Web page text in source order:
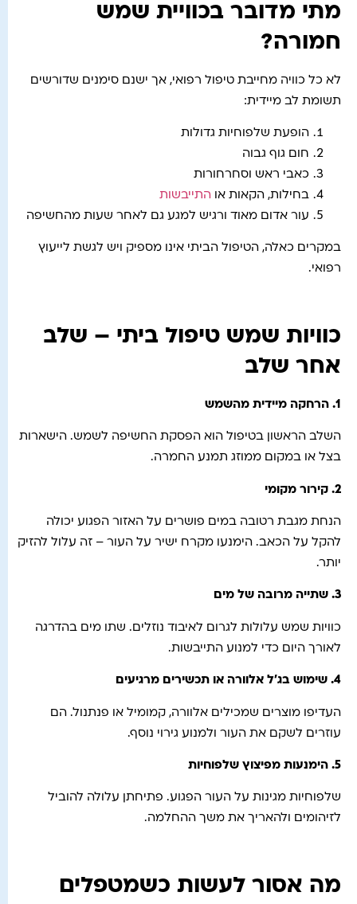
מתי מדובר בכוויית שמש
חמורה?
לא כל כוויה מחייבת טיפול רפואי, אך ישנם סימנים שדורשים
תשומת לב מיידית:
הופעת שלפוחיות גדולות
חום גוף גבוה
כאבי ראש וסחרחורות
בחילות, הקאות או התייבשות
עור אדום מאוד ורגיש למגע גם לאחר שעות מהחשיפה
במקרים כאלה, הטיפול הביתי אינו מספיק ויש לגשת לייעוץ
רפואי.
כוויות שמש טיפול ביתי – שלב
אחר שלב
1. הרחקה מיידית מהשמש
השלב הראשון בטיפול הוא הפסקת החשיפה לשמש. הישארות
בצל או במקום ממוזג תמנע החמרה.
2. קירור מקומי
הנחת מגבת רטובה במים פושרים על האזור הפגוע יכולה
להקל על הכאב. הימנעו מקרח ישיר על העור – זה עלול להזיק
יותר.
3. שתייה מרובה של מים
כוויות שמש עלולות לגרום לאיבוד נוזלים. שתו מים בהדרגה
לאורך היום כדי למנוע התייבשות.
4. שימוש בג’ל אלוורה או תכשירים מרגיעים
העדיפו מוצרים שמכילים אלוורה, קמומיל או פנתנול. הם
עוזרים לשקם את העור ולמנוע גירוי נוסף.
5. הימנעות מפיצוץ שלפוחיות
שלפוחיות מגינות על העור הפגוע. פתיחתן עלולה להוביל
לזיהומים ולהאריך את משך ההחלמה.
מה אסור לעשות כשמטפלים